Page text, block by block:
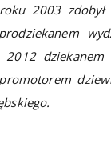
2003 zdobył
dziekanem